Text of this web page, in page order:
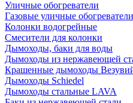
Уличные обогреватели
Газовые уличные обогреватели
Колонки водогрейные
Смесители для колонки
Дымоходы, баки для воды
Дымоходы из нержавеющей
Крашенные дымоходы
Дымоходы Schiedel
Дымоходы стальные LAVA